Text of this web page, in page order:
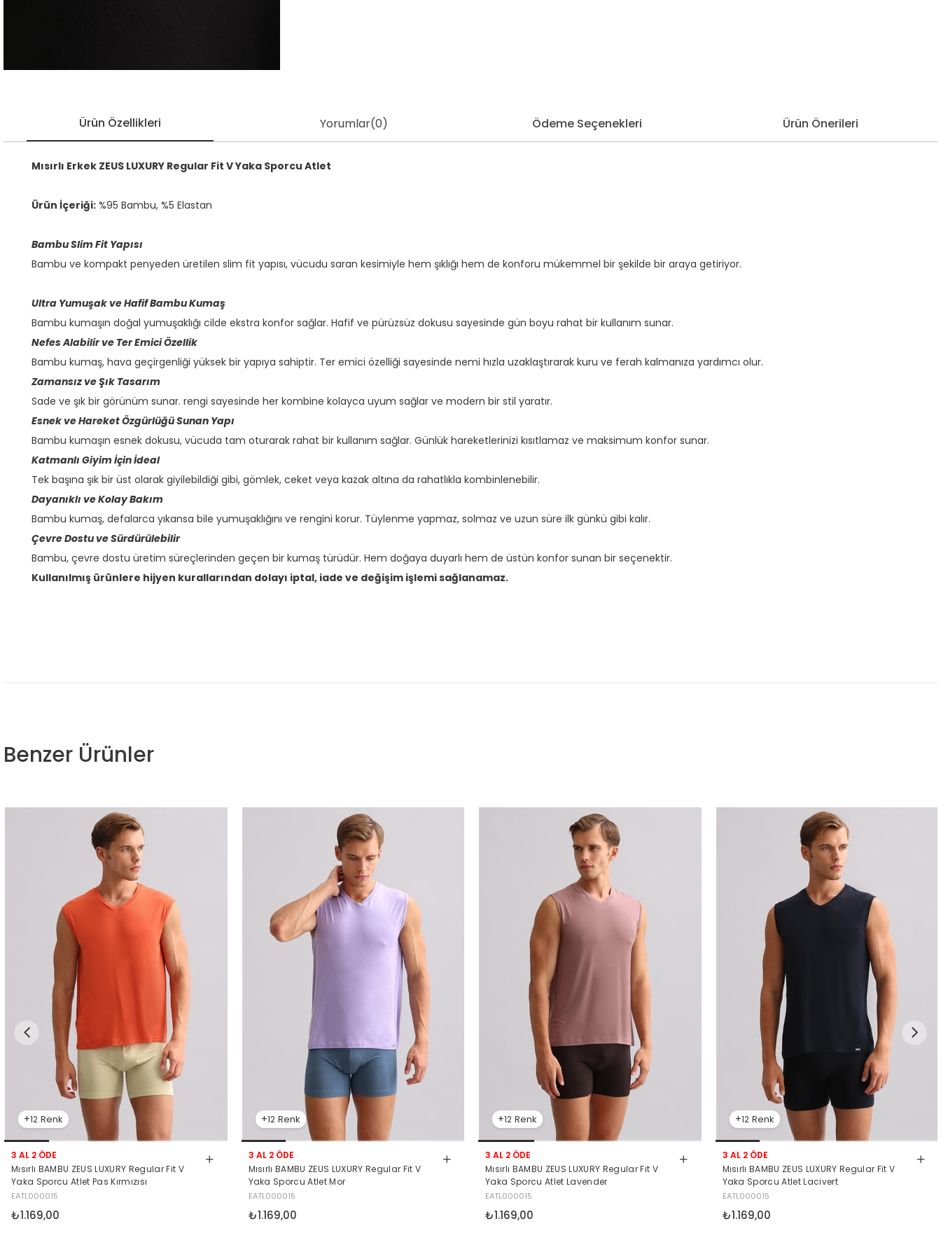
Ürün Özellikleri Yorumlar(0) Ödeme Seçenekleri Ürün Önerileri
Mısırlı Erkek ZEUS LUXURY Regular Fit V Yaka Sporcu Atlet
Ürün İçeriği: %95 Bambu, %5 Elastan
Bambu Slim Fit Yapısı
Bambu ve kompakt penyeden üretilen slim fit yapısı, vücudu saran kesimiyle hem şıklığı hem de konforu mükemmel bir şekilde bir araya getiriyor.
Ultra Yumuşak ve Hafif Bambu Kumaş
Bambu kumaşın doğal yumuşaklığı cilde ekstra konfor sağlar. Hafif ve pürüzsüz dokusu sayesinde gün boyu rahat bir kullanım sunar.
Nefes Alabilir ve Ter Emici Özellik
Bambu kumaş, hava geçirgenliği yüksek bir yapıya sahiptir. Ter emici özelliği sayesinde nemi hızla uzaklaştırarak kuru ve ferah kalmanıza yardımcı olur.
Zamansız ve Şık Tasarım
Sade ve şık bir görünüm sunar. rengi sayesinde her kombine kolayca uyum sağlar ve modern bir stil yaratır.
Esnek ve Hareket Özgürlüğü Sunan Yapı
Bambu kumaşın esnek dokusu, vücuda tam oturarak rahat bir kullanım sağlar. Günlük hareketlerinizi kısıtlamaz ve maksimum konfor sunar.
Katmanlı Giyim İçin İdeal
Tek başına şık bir üst olarak giyilebildiği gibi, gömlek, ceket veya kazak altına da rahatlıkla kombinlenebilir.
Dayanıklı ve Kolay Bakım
Bambu kumaş, defalarca yıkansa bile yumuşaklığını ve rengini korur. Tüylenme yapmaz, solmaz ve uzun süre ilk günkü gibi kalır.
Çevre Dostu ve Sürdürülebilir
Bambu, çevre dostu üretim süreçlerinden geçen bir kumaş türüdür. Hem doğaya duyarlı hem de üstün konfor sunan bir seçenektir.
Kullanılmış ürünlere hijyen kurallarından dolayı iptal, iade ve değişim işlemi sağlanamaz.
Benzer Ürünler
12
3 AL 2 ÖDE
Mısırlı BAMBU ZEUS LUXURY Regular Fit V
Yaka Sporcu Atlet Pas Kırmızısı
EATL000015
₺1.169,00
12
3 AL 2 ÖDE
Mısırlı BAMBU ZEUS LUXURY Regular Fit V
Yaka Sporcu Atlet Mor
EATL000015
₺1.169,00
12
3 AL 2 ÖDE
Mısırlı BAMBU ZEUS LUXURY Regular Fit V
Yaka Sporcu Atlet Lavender
EATL000015
₺1.169,00
12
3 AL 2 ÖDE
Mısırlı BAMBU ZEUS LUXURY Regular Fit V
Yaka Sporcu Atlet Lacivert
EATL000015
₺1.169,00